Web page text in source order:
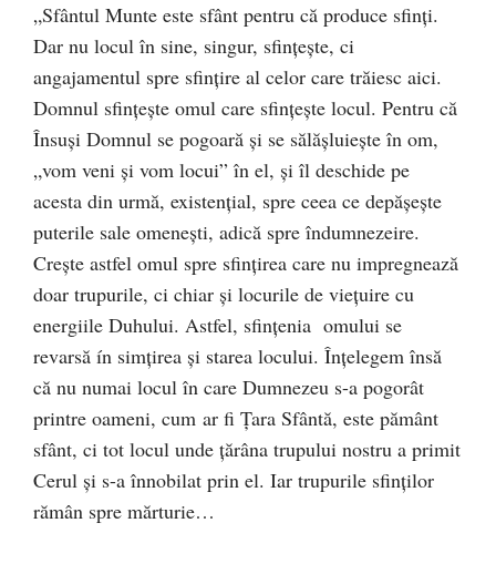
„Sfântul Munte este sfânt pentru că produce sfinți.
Dar nu locul în sine, singur, sfințeşte, ci
angajamentul spre sfințire al celor care trăiesc aici.
Domnul sfințeşte omul care sfințeşte locul. Pentru că
Însuşi Domnul se pogoară şi se sălăşluieşte în om,
„vom veni şi vom locui” în el, şi îl deschide pe
acesta din urmă, existențial, spre ceea ce depăşeşte
puterile sale omeneşti, adică spre îndumnezeire.
Creşte astfel omul spre sfințirea care nu impregnează
doar trupurile, ci chiar şi locurile de viețuire cu
energiile Duhului. Astfel, sfințenia omului se
revarsă ín simțirea şi starea locului. Înțelegem însă
că nu numai locul în care Dumnezeu s-a pogorât
printre oameni, cum ar fi Țara Sfântă, este pământ
sfânt, ci tot locul unde țărâna trupului nostru a primit
Cerul şi s-a înnobilat prin el. Iar trupurile sfinților
rămân spre mărturie…